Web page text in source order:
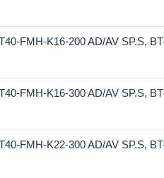
FMH-K16-200 AD/AV SP.S,
FMH-K16-300 AD/AV SP.S,
FMH-K22-300 AD/AV SP.S,